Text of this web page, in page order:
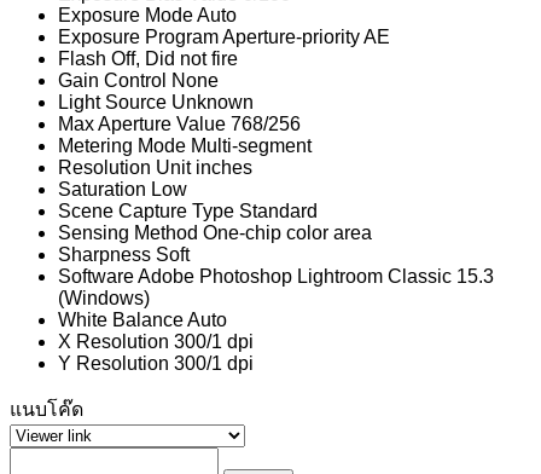
Exposure ModeAuto
Exposure ProgramAperture-priority AE
Flash Off, Did not fire
Gain Control None
Light Source Unknown
Max Aperture Value 768/256
Metering Mode Multi-segment
Resolution Unit inches
Saturation Low
Scene Capture Type Standard
Sensing Method One-chip color area
Sharpness Soft
SoftwareAdobe Photoshop Lightroom Classic 15.3
(Windows)
White BalanceAuto
X Resolution 300/1 dpi
Y Resolution 300/1 dpi
แนบโค๊ด